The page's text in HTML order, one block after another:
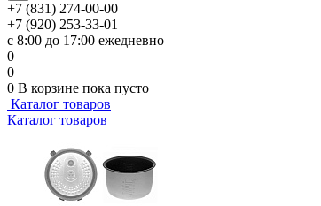
+7 (831) 274-00-00
+7 (920) 253-33-01
с 8:00 до 17:00 ежедневно
0
0
0 В корзине пока пусто
Каталог товаров
Каталог товаров